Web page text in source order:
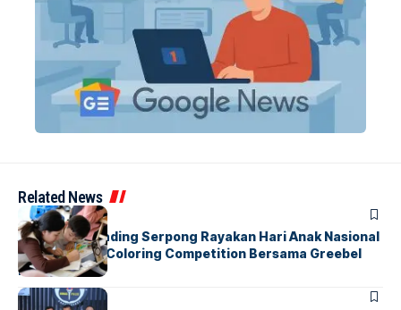
Related News
BERITAINDEX
Atria Hotel Gading Serpong Rayakan Hari Anak Nasional
Lewat Family Coloring Competition Bersama Greebel
Indonesia
BERITA